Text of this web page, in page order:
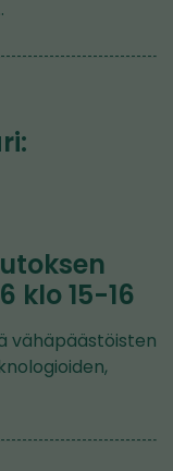
klo 15-16
vähäpäästöisten